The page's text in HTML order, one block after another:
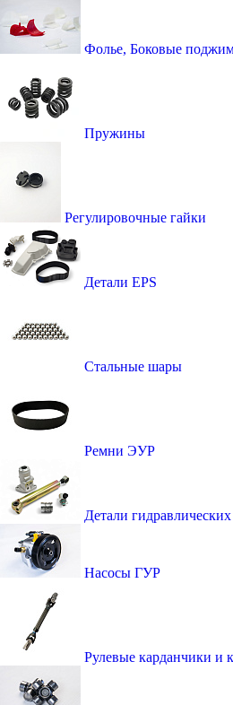
Фолье, Боковые
Пружины
Регулировочные гайки
Детали EPS
Стальные шары
Ремни ЭУР
Детали
Насосы ГУР
Рулевые карданчики и